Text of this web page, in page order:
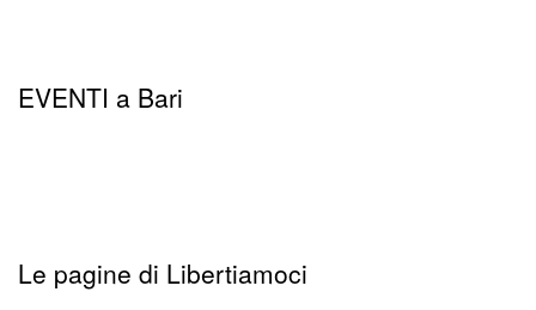
EVENTI a Bari
Le pagine di Libertiamoci